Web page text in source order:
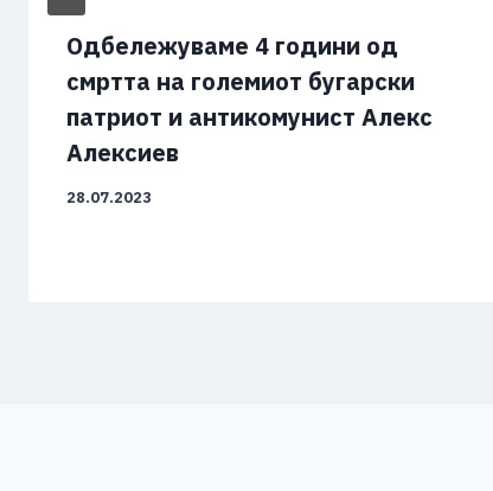
Одбележуваме 4 години од
смртта на големиот бугарски
патриот и антикомунист Алекс
Алексиев
28.07.2023